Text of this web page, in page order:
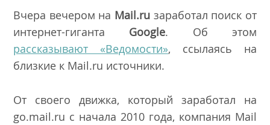
Вчера вечером на Mail.ru заработал поиск от
интернет-гиганта Google. Об этом
рассказывают «Ведомости», ссылаясь на
близкие к Mail.ru источники.
От своего движка, который заработал на
go.mail.ru с начала 2010 года, компания Mail